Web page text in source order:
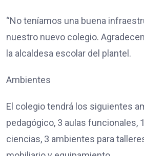
“No teníamos una buena
nuestro nuevo colegio.
la alcaldesa escolar del plantel.
Ambientes
El colegio tendrá los siguientes
pedagógico, 3 aulas funcionales,
ciencias, 3 ambientes para